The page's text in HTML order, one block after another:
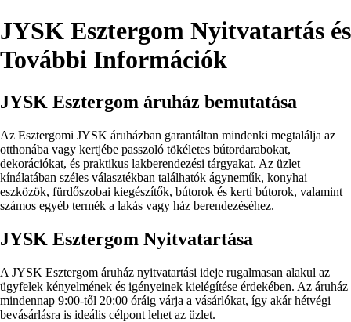
JYSK Esztergom Nyitvatartás és
További Információk
JYSK Esztergom áruház bemutatása
Az Esztergomi JYSK áruházban garantáltan mindenki megtalálja az
otthonába vagy kertjébe passzoló tökéletes bútordarabokat,
dekorációkat, és praktikus lakberendezési tárgyakat. Az üzlet
kínálatában széles választékban találhatók ágyneműk, konyhai
eszközök, fürdőszobai kiegészítők, bútorok és kerti bútorok, valamint
számos egyéb termék a lakás vagy ház berendezéséhez.
JYSK Esztergom Nyitvatartása
A JYSK Esztergom áruház nyitvatartási ideje rugalmasan alakul az
ügyfelek kényelmének és igényeinek kielégítése érdekében. Az áruház
mindennap 9:00-től 20:00 óráig várja a vásárlókat, így akár hétvégi
bevásárlásra is ideális célpont lehet az üzlet.